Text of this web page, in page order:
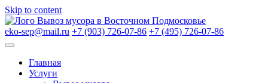
Skip to content
Вывоз мусора в Восточном Подмосковье
eko-sep@mail.ru +7 (903) 726-07-86 +7 (495) 726-07-86
Главная
Услуги